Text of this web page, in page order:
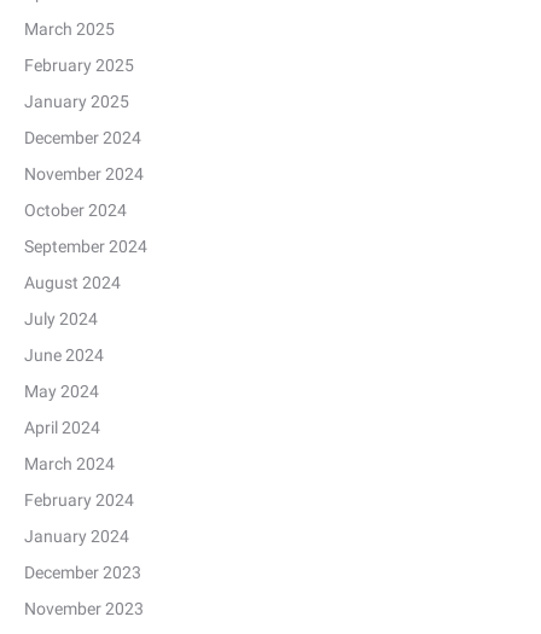
March 2025
February 2025
January 2025
December 2024
November 2024
October 2024
September 2024
August 2024
July 2024
June 2024
May 2024
April 2024
March 2024
February 2024
January 2024
December 2023
November 2023